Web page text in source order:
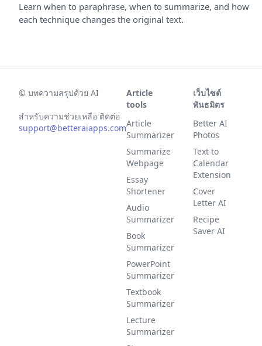
Learn when to paraphrase, when to summarize, and how
each technique changes the original text.
© บทความสรุปด้วย AI
สำหรับความช่วยเหลือ ติดต่อ
support@betteraiapps.com
Article
tools
Article
Summarizer
Summarize
Webpage
Essay
Shortener
Audio
Summarizer
Book
Summarizer
PowerPoint
Summarizer
Textbook
Summarizer
Lecture
Summarizer
เว็บไซต์
พันธมิตร
Better AI
Photos
Text to
Calendar
Extension
Cover
Letter AI
Recipe
Saver AI